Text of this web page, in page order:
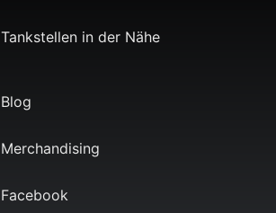
Tankstellen in der Nähe
Blog
Merchandising
Facebook